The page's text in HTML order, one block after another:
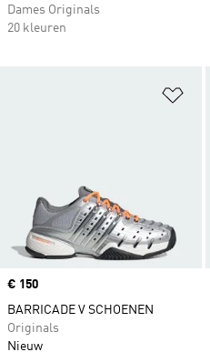
Dames Originals
20 kleuren
Price
€ 150
BARRICADE V SCHOENEN
Originals
Nieuw